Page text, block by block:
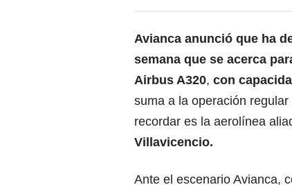
Avianca anunció que ha
semana que se acerca
Airbus A320, con
suma a la operación
recordar es la aerolínea
Villavicencio.
Ante el escenario Avianca,